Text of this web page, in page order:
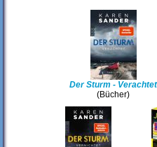
Der Sturm - Verachtet
(Bücher)